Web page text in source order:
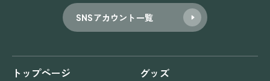
SNSアカウント一覧
トップページ
グッズ